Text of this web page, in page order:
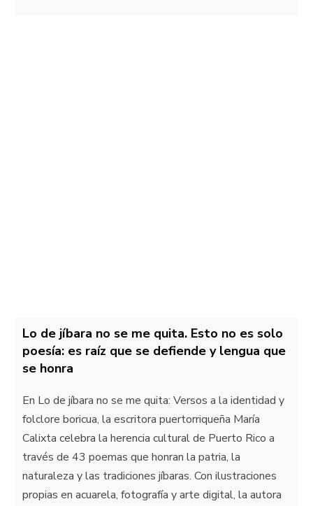
Lo de jíbara no se me quita. Esto no es solo
poesía: es raíz que se defiende y lengua que
se honra
En Lo de jíbara no se me quita: Versos a la identidad y
folclore boricua, la escritora puertorriqueña María
Calixta celebra la herencia cultural de Puerto Rico a
través de 43 poemas que honran la patria, la
naturaleza y las tradiciones jíbaras. Con ilustraciones
propias en acuarela, fotografía y arte digital, la autora